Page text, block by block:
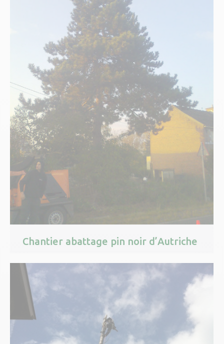
Chantier abattage pin noir d’Autriche